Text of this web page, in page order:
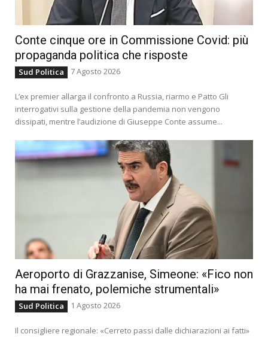
Conte cinque ore in Commissione Covid: più
propaganda politica che risposte
Sud Politica 7 Agosto 2026
L’ex premier allarga il confronto a Russia, riarmo e Patto Gli
interrogativi sulla gestione della pandemia non vengono
dissipati, mentre l’audizione di Giuseppe Conte assume...
Aeroporto di Grazzanise, Simeone: «Fico non
ha mai frenato, polemiche strumentali»
Sud Politica 1 Agosto 2026
Il consigliere regionale: «Cerreto passi dalle dichiarazioni ai fatti»